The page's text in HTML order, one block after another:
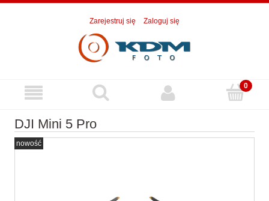
Zarejestruj się Zaloguj się
DJI Mini 5 Pro
nowość